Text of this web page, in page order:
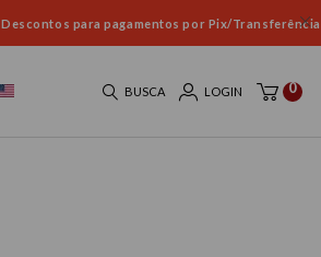
Descontos para pagamentos por Pix/Transferência
BUSCA LOGIN 0